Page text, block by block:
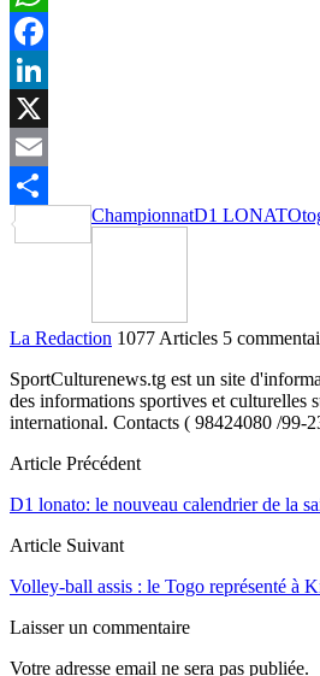
WhatsApp
Facebook
LinkedIn
X
Email
Partager
ChampionnatD1 LONATO
La Redaction 1077 Articles 5
SportCulturenews.tg est un site
des informations sportives et culturelles
international. Contacts ( 98424080 /99-
Article Précédent
D1 lonato: le nouveau calendrier de la
Article Suivant
Volley-ball assis : le Togo représenté à
Laisser un commentaire
Votre adresse email ne sera pas publiée.